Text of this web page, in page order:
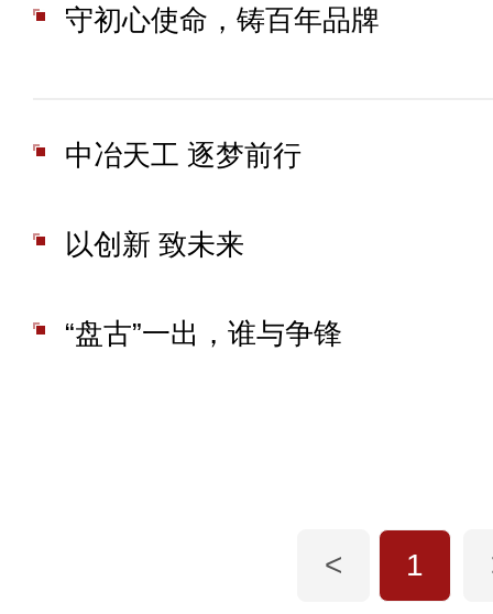
守初心使命，铸百年品牌
中冶天工 逐梦前行
以创新 致未来
“盘古”一出，谁与争锋
< 1